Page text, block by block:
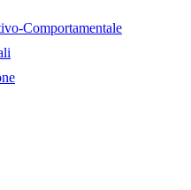
Comportamentale